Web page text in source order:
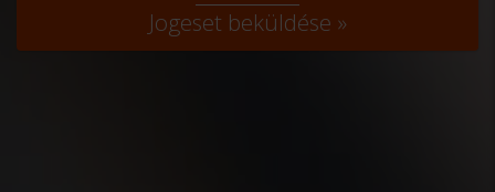
Jogeset beküldése »